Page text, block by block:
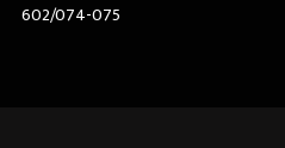
602/074-075